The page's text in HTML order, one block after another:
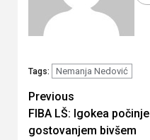
Tags: Nemanja Nedović
Continue
Reading
Previous
FIBA LŠ: Igokea počinje
gostovanjem bivšem